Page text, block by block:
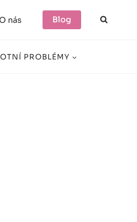
O nás Blog
PROBLÉMY